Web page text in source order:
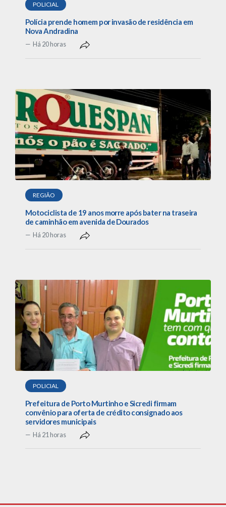
POLICIAL
Polícia prende homem por invasão de residência em
Nova Andradina
Há 20 horas
REGIÃO
Motociclista de 19 anos morre após bater na traseira
de caminhão em avenida de Dourados
Há 20 horas
POLICIAL
Prefeitura de Porto Murtinho e Sicredi firmam
convênio para oferta de crédito consignado aos
servidores municipais
Há 21 horas